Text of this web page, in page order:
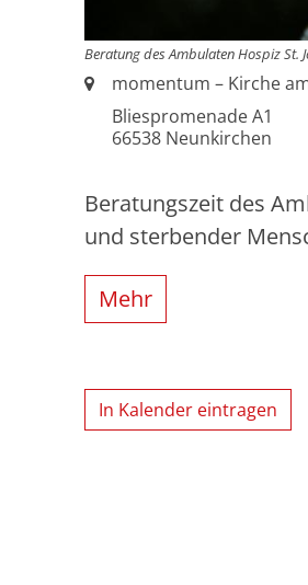
Beratung des Ambulaten Hospiz St.
Ort:momentum – Kirche
Bliespromenade A1
66538 Neunkirchen
Beratungszeit des
und sterbender
Mehr
In Kalender eintragen